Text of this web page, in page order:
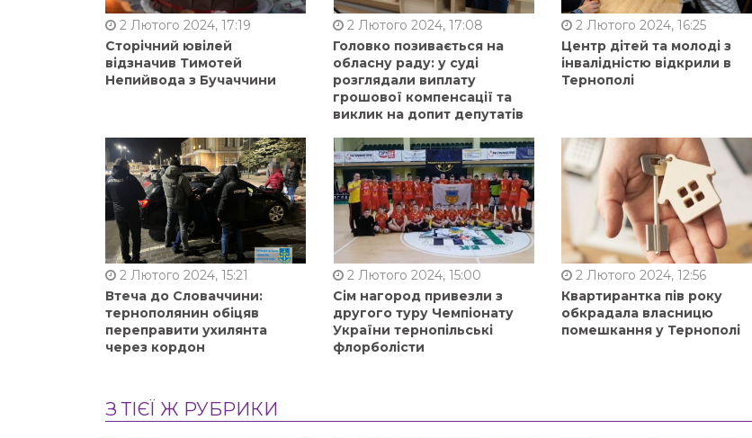
2 Лютого 2024, 17:19
Сторічний ювілей
відзначив Тимотей
Непийвода з Бучаччини
2 Лютого 2024, 17:08
Головко позивається на
обласну раду: у суді
розглядали виплату
грошової компенсації та
виклик на допит депутатів
2 Лютого 2024, 16:25
Центр дітей та молоді з
інвалідністю відкрили в
Тернополі
2 Лютого 2024, 15:21
Втеча до Словаччини:
тернополянин обіцяв
переправити ухилянта
через кордон
2 Лютого 2024, 15:00
Сім нагород привезли з
другого туру Чемпіонату
України тернопільські
флорболісти
2 Лютого 2024, 12:56
Квартирантка пів року
обкрадала власницю
помешкання у Тернополі
З ТІЄЇ Ж РУБРИКИ